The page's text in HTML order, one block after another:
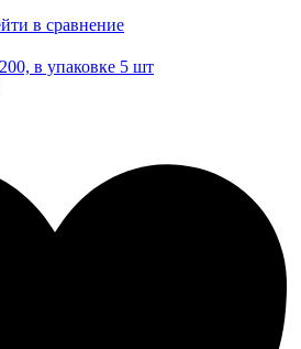
в сравнение
в упаковке 5 шт